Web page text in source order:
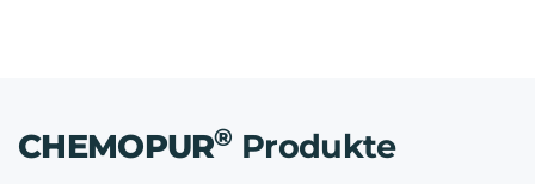
CHEMOPUR® Produkte